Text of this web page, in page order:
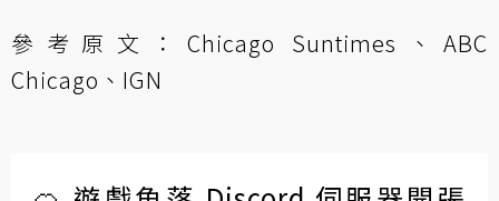
參考原文： Chicago Suntimes 、 ABC
Chicago 、 IGN